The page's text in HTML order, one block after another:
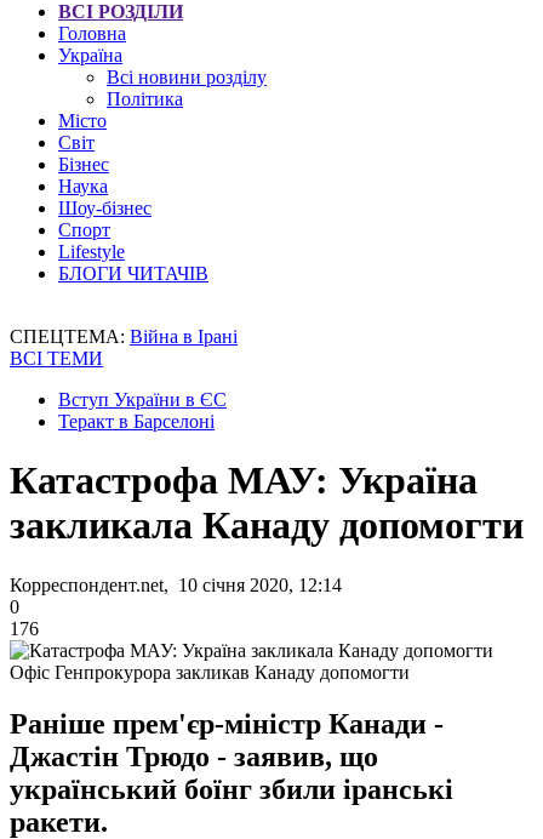
ВСІ РОЗДІЛИ
Головна
Україна
Всі новини розділу
Політика
Місто
Світ
Бізнес
Наука
Шоу-бізнес
Спорт
Lifestyle
БЛОГИ ЧИТАЧІВ
СПЕЦТЕМА: Війна в Ірані
ВСІ ТЕМИ
Вступ України в ЄС
Теракт в Барселоні
Катастрофа МАУ: Україна
закликала Канаду допомогти
Корреспондент.net, 10 січня 2020, 12:14
0
176
Офіс Генпрокурора закликав Канаду допомогти
Раніше прем'єр-міністр Канади -
Джастін Трюдо - заявив, що
український боїнг збили іранські
ракети.